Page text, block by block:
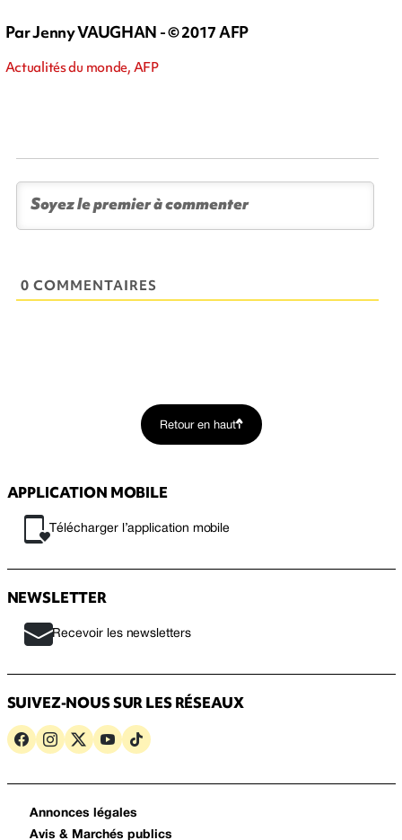
Par Jenny VAUGHAN - © 2017 AFP
Actualités du monde, AFP
0 COMMENTAIRES
Retour en haut
APPLICATION MOBILE
Télécharger l’application mobile
NEWSLETTER
Recevoir les newsletters
SUIVEZ-NOUS SUR LES RÉSEAUX
Annonces légales
Avis & Marchés publics